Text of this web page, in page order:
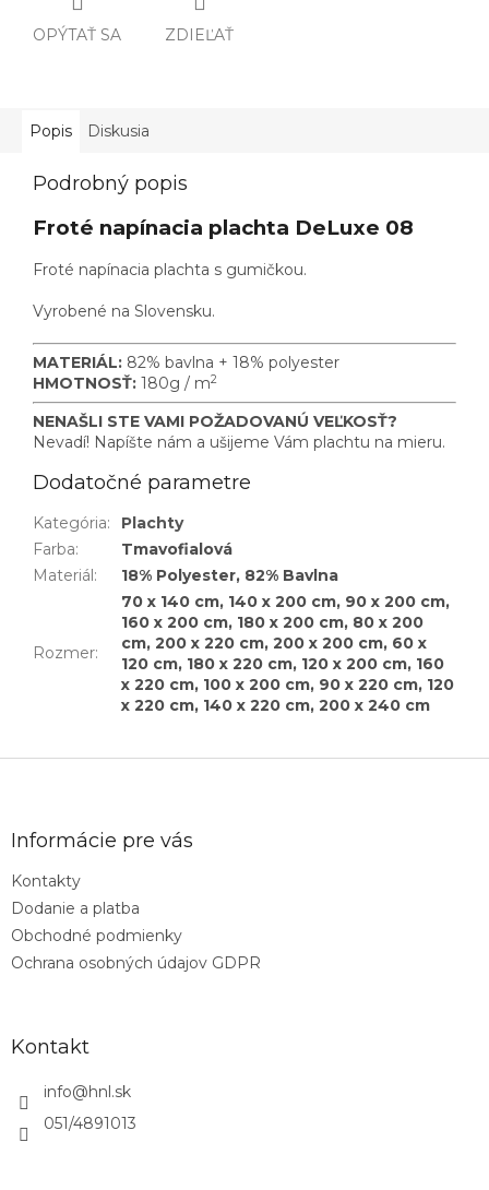
OPÝTAŤ SA ZDIEĽAŤ
Popis Diskusia
Podrobný popis
Froté napínacia plachta DeLuxe 08
Froté napínacia plachta s gumičkou.
Vyrobené na Slovensku.
MATERIÁL: 82% bavlna + 18% polyester
HMOTNOSŤ: 180g / m2
NENAŠLI STE VAMI POŽADOVANÚ VEĽKOSŤ?
Nevadí! Napíšte nám a ušijeme Vám plachtu na mieru.
Dodatočné parametre
Kategória:
Plachty
Farba:
Tmavofialová
Materiál: 18% Polyester, 82% Bavlna
Rozmer:
70 x 140 cm, 140 x 200 cm, 90 x 200 cm,
160 x 200 cm, 180 x 200 cm, 80 x 200
cm, 200 x 220 cm, 200 x 200 cm, 60 x
120 cm, 180 x 220 cm, 120 x 200 cm, 160
x 220 cm, 100 x 200 cm, 90 x 220 cm, 120
x 220 cm, 140 x 220 cm, 200 x 240 cm
Informácie pre vás
Kontakty
Dodanie a platba
Obchodné podmienky
Ochrana osobných údajov GDPR
Kontakt
info@hnl.sk
051/4891013